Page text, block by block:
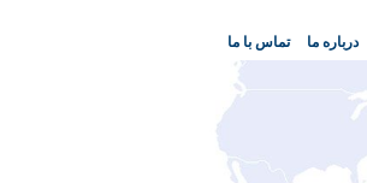
تماس با ما درباره ما